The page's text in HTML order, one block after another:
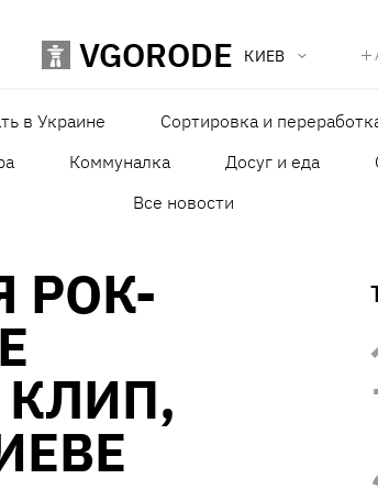
VGORODE КИЕВ
в Украине Сортировка и
Коммуналка Досуг и еда
Все новости
РОК-